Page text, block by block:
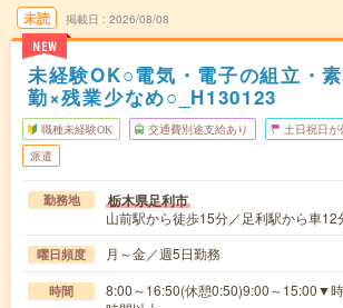
未読
NEW
掲載日 2026/08/08
未経験OK○電気・電子の組立・
勤×残業少なめ○_H130123
職種未経験OK 交通費別途支給あり 土日祝日が
派遣
勤務地 栃木県足利市
山前駅から徒歩15分／足利駅から車12
曜日頻度 月～金／週5日勤務
時間
8:00～16:50(休憩0:50)9:00～15:00▼